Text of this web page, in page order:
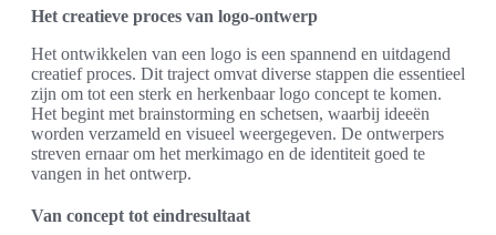
Het creatieve proces van logo-ontwerp
Het ontwikkelen van een logo is een spannend en uitdagend
creatief proces. Dit traject omvat diverse stappen die essentieel
zijn om tot een sterk en herkenbaar logo concept te komen.
Het begint met brainstorming en schetsen, waarbij ideeën
worden verzameld en visueel weergegeven. De ontwerpers
streven ernaar om het merkimago en de identiteit goed te
vangen in het ontwerp.
Van concept tot eindresultaat